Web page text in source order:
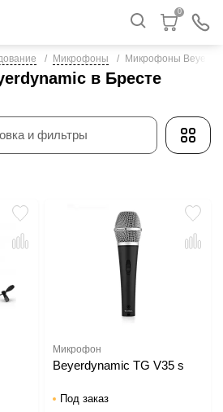
0
Микрофоны Микрофоны
в Бресте
и фильтры
Микрофон
Beyerdynamic TG V35 s
Под заказ